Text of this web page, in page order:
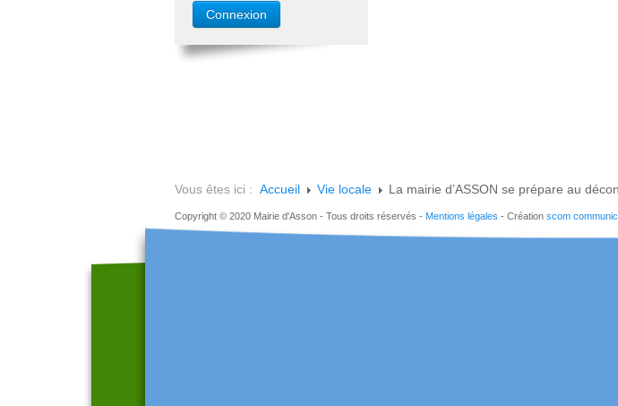
Vous êtes ici : Accueil Vie locale La mairie d’ASSON se prépare au
Copyright © 2020 Mairie d'Asson - Tous droits réservés - Mentions légales - Création scom